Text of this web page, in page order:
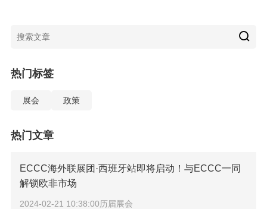
热门标签
展会 政策
热门文章
ECCC海外联展团·西班牙站即将启动！与ECCC一同
解锁欧非市场
2024-02-21 10:38:00历届展会